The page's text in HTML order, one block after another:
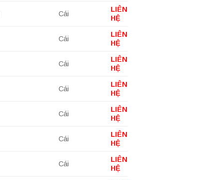
Cái
LIÊN
HỆ
Cái
LIÊN
HỆ
Cái
LIÊN
HỆ
Cái
LIÊN
HỆ
Cái
LIÊN
HỆ
Cái
LIÊN
HỆ
Cái
LIÊN
HỆ